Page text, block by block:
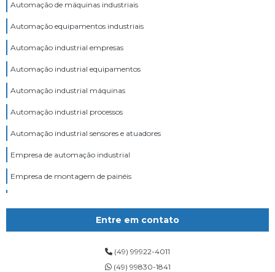
Automação de máquinas industriais
Automação equipamentos industriais
Automação industrial empresas
Automação industrial equipamentos
Automação industrial máquinas
Automação industrial processos
Automação industrial sensores e atuadores
Empresa de automação industrial
Empresa de montagem de painéis
Empresas automatização industrial
Empresas de fabricação de equipamentos industriais
Entre em contato
(49) 99922-4011
(49) 99830-1841